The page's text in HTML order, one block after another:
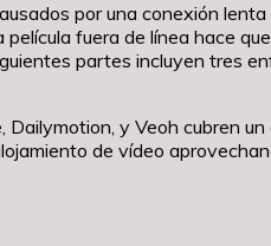
por una conexión
fuera de línea hace
partes incluyen tres
Dailymotion, y Veoh cubren
de vídeo